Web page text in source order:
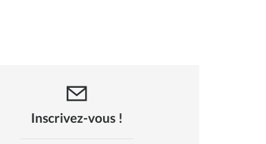
Inscrivez-vous !